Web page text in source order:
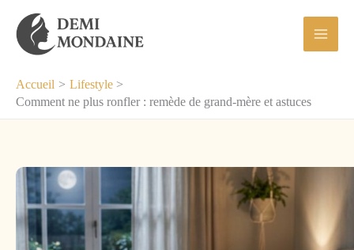
contenu
Accueil
Lifestyle
Comment ne plus ronfler : remède de grand-mère et astuces